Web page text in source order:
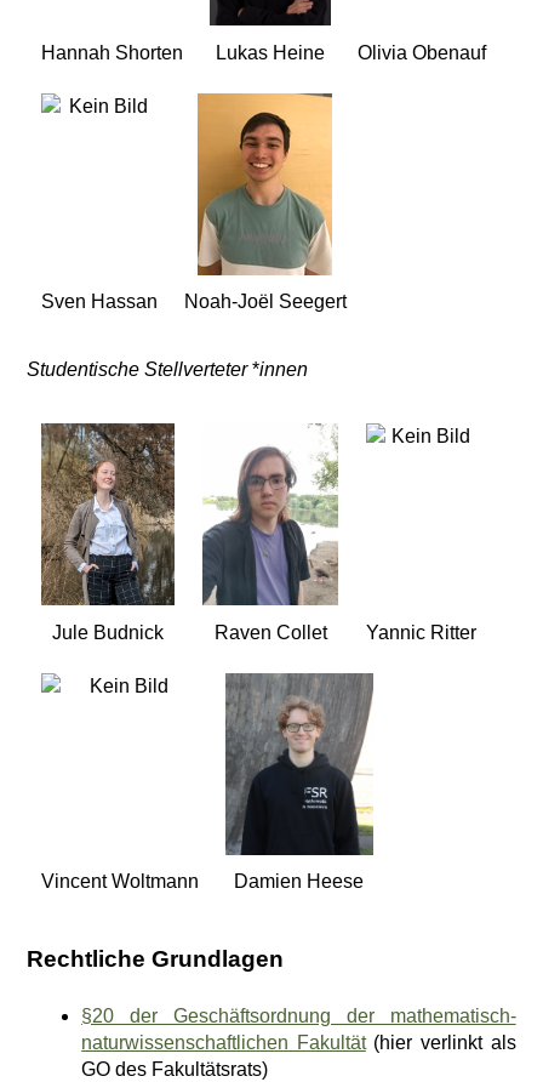
Hannah Shorten Lukas Heine Olivia Obenauf
Sven Hassan Noah-Joël Seegert
Studentische Stellverteter*innen
Jule Budnick Raven Collet Yannic Ritter
Vincent Woltmann Damien Heese
Rechtliche Grundlagen
§20 der Geschäftsordnung der mathematisch-
naturwissenschaftlichen Fakultät(hier verlinkt als
GO des Fakultätsrats)